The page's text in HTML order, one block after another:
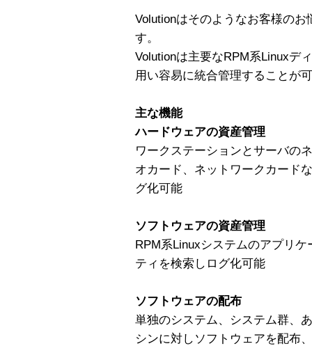
Volutionはそのようなお客様の
す。
Volutionは主要なRPM系Linuxデ
用い容易に統合管理することが
主な機能
ハードウェアの資産管理
ワークステーションとサーバの
オカード、ネットワークカード
グ化可能
ソフトウェアの資産管理
RPM系Linuxシステムのアプリ
ティを検索しログ化可能
ソフトウェアの配布
単独のシステム、システム群、
シンに対しソフトウェアを配布